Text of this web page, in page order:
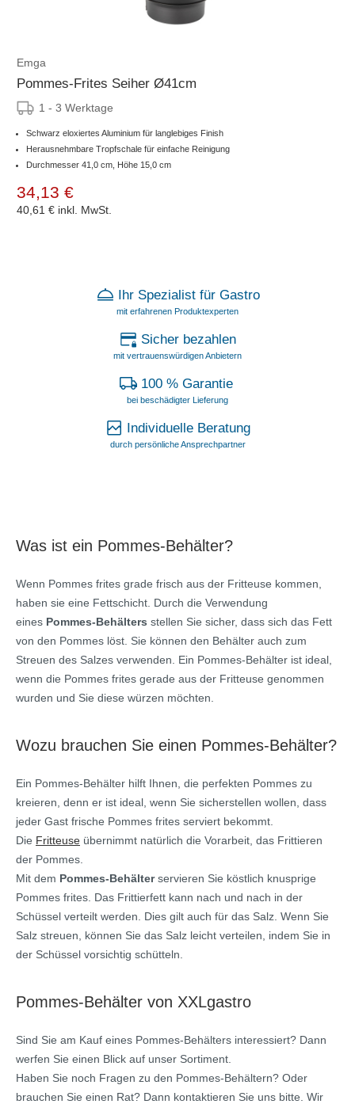
Emga
Pommes-Frites Seiher Ø41cm
1 - 3 Werktage
Schwarz eloxiertes Aluminium für langlebiges Finish
Herausnehmbare Tropfschale für einfache Reinigung
Durchmesser 41,0 cm, Höhe 15,0 cm
34,13 €
40,61 € inkl. MwSt.
Ihr Spezialist für Gastro
mit erfahrenen Produktexperten
Sicher bezahlen
mit vertrauenswürdigen Anbietern
100 % Garantie
bei beschädigter Lieferung
Individuelle Beratung
durch persönliche Ansprechpartner
Was ist ein Pommes-Behälter?
Wenn Pommes frites grade frisch aus der Fritteuse kommen,
haben sie eine Fettschicht. Durch die Verwendung
eines Pommes-Behälters stellen Sie sicher, dass sich das Fett
von den Pommes löst. Sie können den Behälter auch zum
Streuen des Salzes verwenden. Ein Pommes-Behälter ist ideal,
wenn die Pommes frites gerade aus der Fritteuse genommen
wurden und Sie diese würzen möchten.
Wozu brauchen Sie einen Pommes-Behälter?
Ein Pommes-Behälter hilft Ihnen, die perfekten Pommes zu
kreieren, denn er ist ideal, wenn Sie sicherstellen wollen, dass
jeder Gast frische Pommes frites serviert bekommt.
Die Fritteuse übernimmt natürlich die Vorarbeit, das Frittieren
der Pommes.
Mit dem Pommes-Behälterservieren Sie köstlich knusprige
Pommes frites. Das Frittierfett kann nach und nach in der
Schüssel verteilt werden. Dies gilt auch für das Salz. Wenn Sie
Salz streuen, können Sie das Salz leicht verteilen, indem Sie in
der Schüssel vorsichtig schütteln.
Pommes-Behälter von XXLgastro
Sind Sie am Kauf eines Pommes-Behälters interessiert? Dann
werfen Sie einen Blick auf unser Sortiment.
Haben Sie noch Fragen zu den Pommes-Behältern? Oder
brauchen Sie einen Rat? Dann kontaktieren Sie uns bitte. Wir